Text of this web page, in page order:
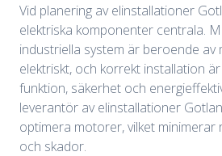
Vid planering av elinstallationer
elektriska komponenter centrala.
industriella system är beroende
elektriskt, och korrekt installation
funktion, säkerhet och
leverantör av elinstallationer
optimera motorer, vilket
och skador.